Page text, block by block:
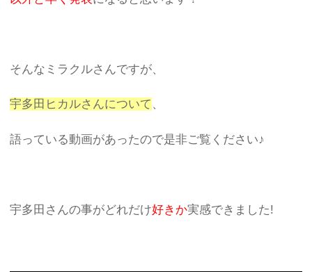
そんなミラクルさんですが、
宇多田ヒカルさんについて 、
語っている動画があったので是非ご覧ください♪
宇多田さんの事がどれだけ好きか実感できました!